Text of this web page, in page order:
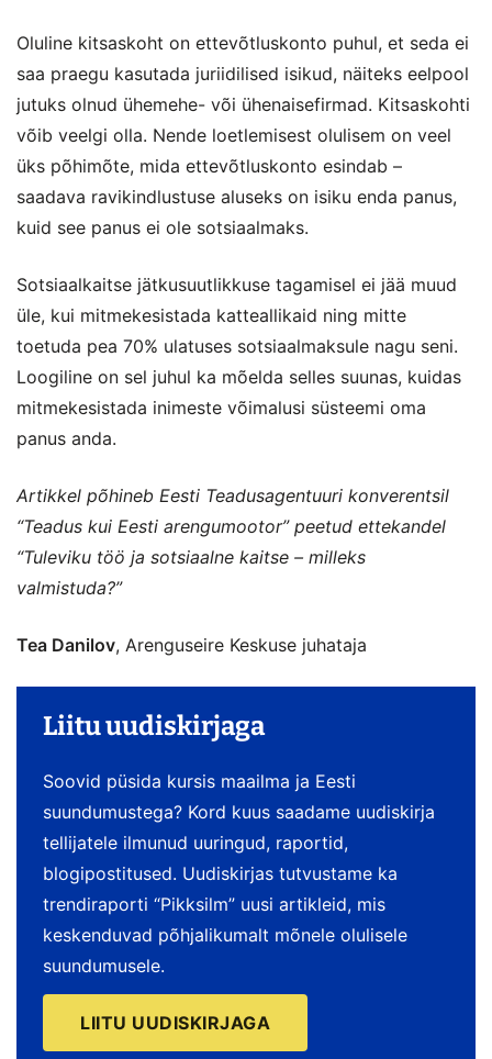
Oluline kitsaskoht on ettevõtluskonto puhul, et seda ei
saa praegu kasutada juriidilised isikud, näiteks eelpool
jutuks olnud ühemehe- või ühenaisefirmad. Kitsaskohti
võib veelgi olla. Nende loetlemisest olulisem on veel
üks põhimõte, mida ettevõtluskonto esindab –
saadava ravikindlustuse aluseks on isiku enda panus,
kuid see panus ei ole sotsiaalmaks.
Sotsiaalkaitse jätkusuutlikkuse tagamisel ei jää muud
üle, kui mitmekesistada katteallikaid ning mitte
toetuda pea 70% ulatuses sotsiaalmaksule nagu seni.
Loogiline on sel juhul ka mõelda selles suunas, kuidas
mitmekesistada inimeste võimalusi süsteemi oma
panus anda.
Artikkel põhineb Eesti Teadusagentuuri konverentsil
“Teadus kui Eesti arengumootor” peetud ettekandel
“Tuleviku töö ja sotsiaalne kaitse – milleks
valmistuda?”
Tea Danilov, Arenguseire Keskuse juhataja
Liitu uudiskirjaga
Soovid püsida kursis maailma ja Eesti
suundumustega? Kord kuus saadame uudiskirja
tellijatele ilmunud uuringud, raportid,
blogipostitused. Uudiskirjas tutvustame ka
trendiraporti “Pikksilm” uusi artikleid, mis
keskenduvad põhjalikumalt mõnele olulisele
suundumusele.
LIITU UUDISKIRJAGA